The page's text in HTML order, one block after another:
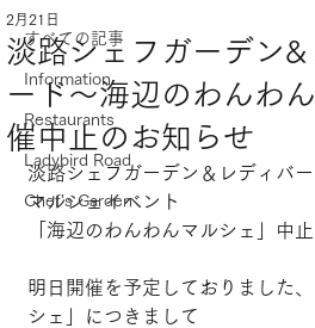
すべての記事
Information
Restaurants
Ladybird Road
Chef's Garden
淡路シェフガーデン&
ード～海辺のわんわ
催中止のお知らせ
2月21日
淡路シェフガーデン＆レディバ
マルシェイベント
「海辺のわんわんマルシェ」中
明日開催を予定しておりました
シェ」につきまして